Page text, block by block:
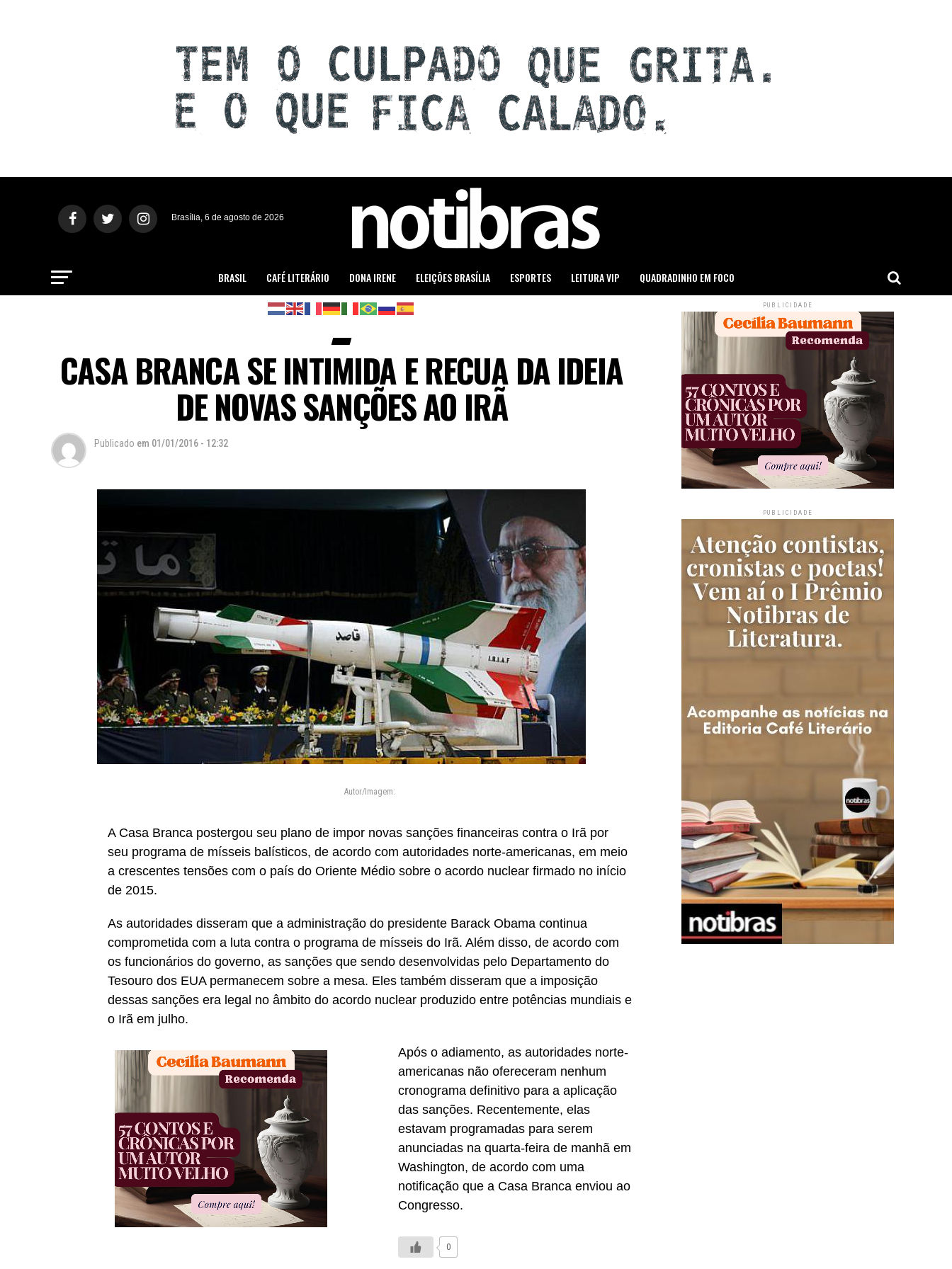
Brasília, 6 de agosto de 2026
BRASIL CAFÉ LITERÁRIO DONA IRENE ELEIÇÕES BRASÍLIA ESPORTES LEITURA VIP QUADRADINHO EM FOCO
CASA BRANCA SE INTIMIDA E RECUA DA IDEIA
DE NOVAS SANÇÕES AO IRÃ
Publicado em 01/01/2016 - 12:32
Autor/Imagem:
A Casa Branca postergou seu plano de impor novas sanções financeiras contra o Irã por
seu programa de mísseis balísticos, de acordo com autoridades norte-americanas, em meio
a crescentes tensões com o país do Oriente Médio sobre o acordo nuclear firmado no início
de 2015.
As autoridades disseram que a administração do presidente Barack Obama continua
comprometida com a luta contra o programa de mísseis do Irã. Além disso, de acordo com
os funcionários do governo, as sanções que sendo desenvolvidas pelo Departamento do
Tesouro dos EUA permanecem sobre a mesa. Eles também disseram que a imposição
dessas sanções era legal no âmbito do acordo nuclear produzido entre potências mundiais e
o Irã em julho.
Após o adiamento, as autoridades norte-
americanas não ofereceram nenhum
cronograma definitivo para a aplicação
das sanções. Recentemente, elas
estavam programadas para serem
anunciadas na quarta-feira de manhã em
Washington, de acordo com uma
notificação que a Casa Branca enviou ao
Congresso.
0
PUBLICIDADE
PUBLICIDADE